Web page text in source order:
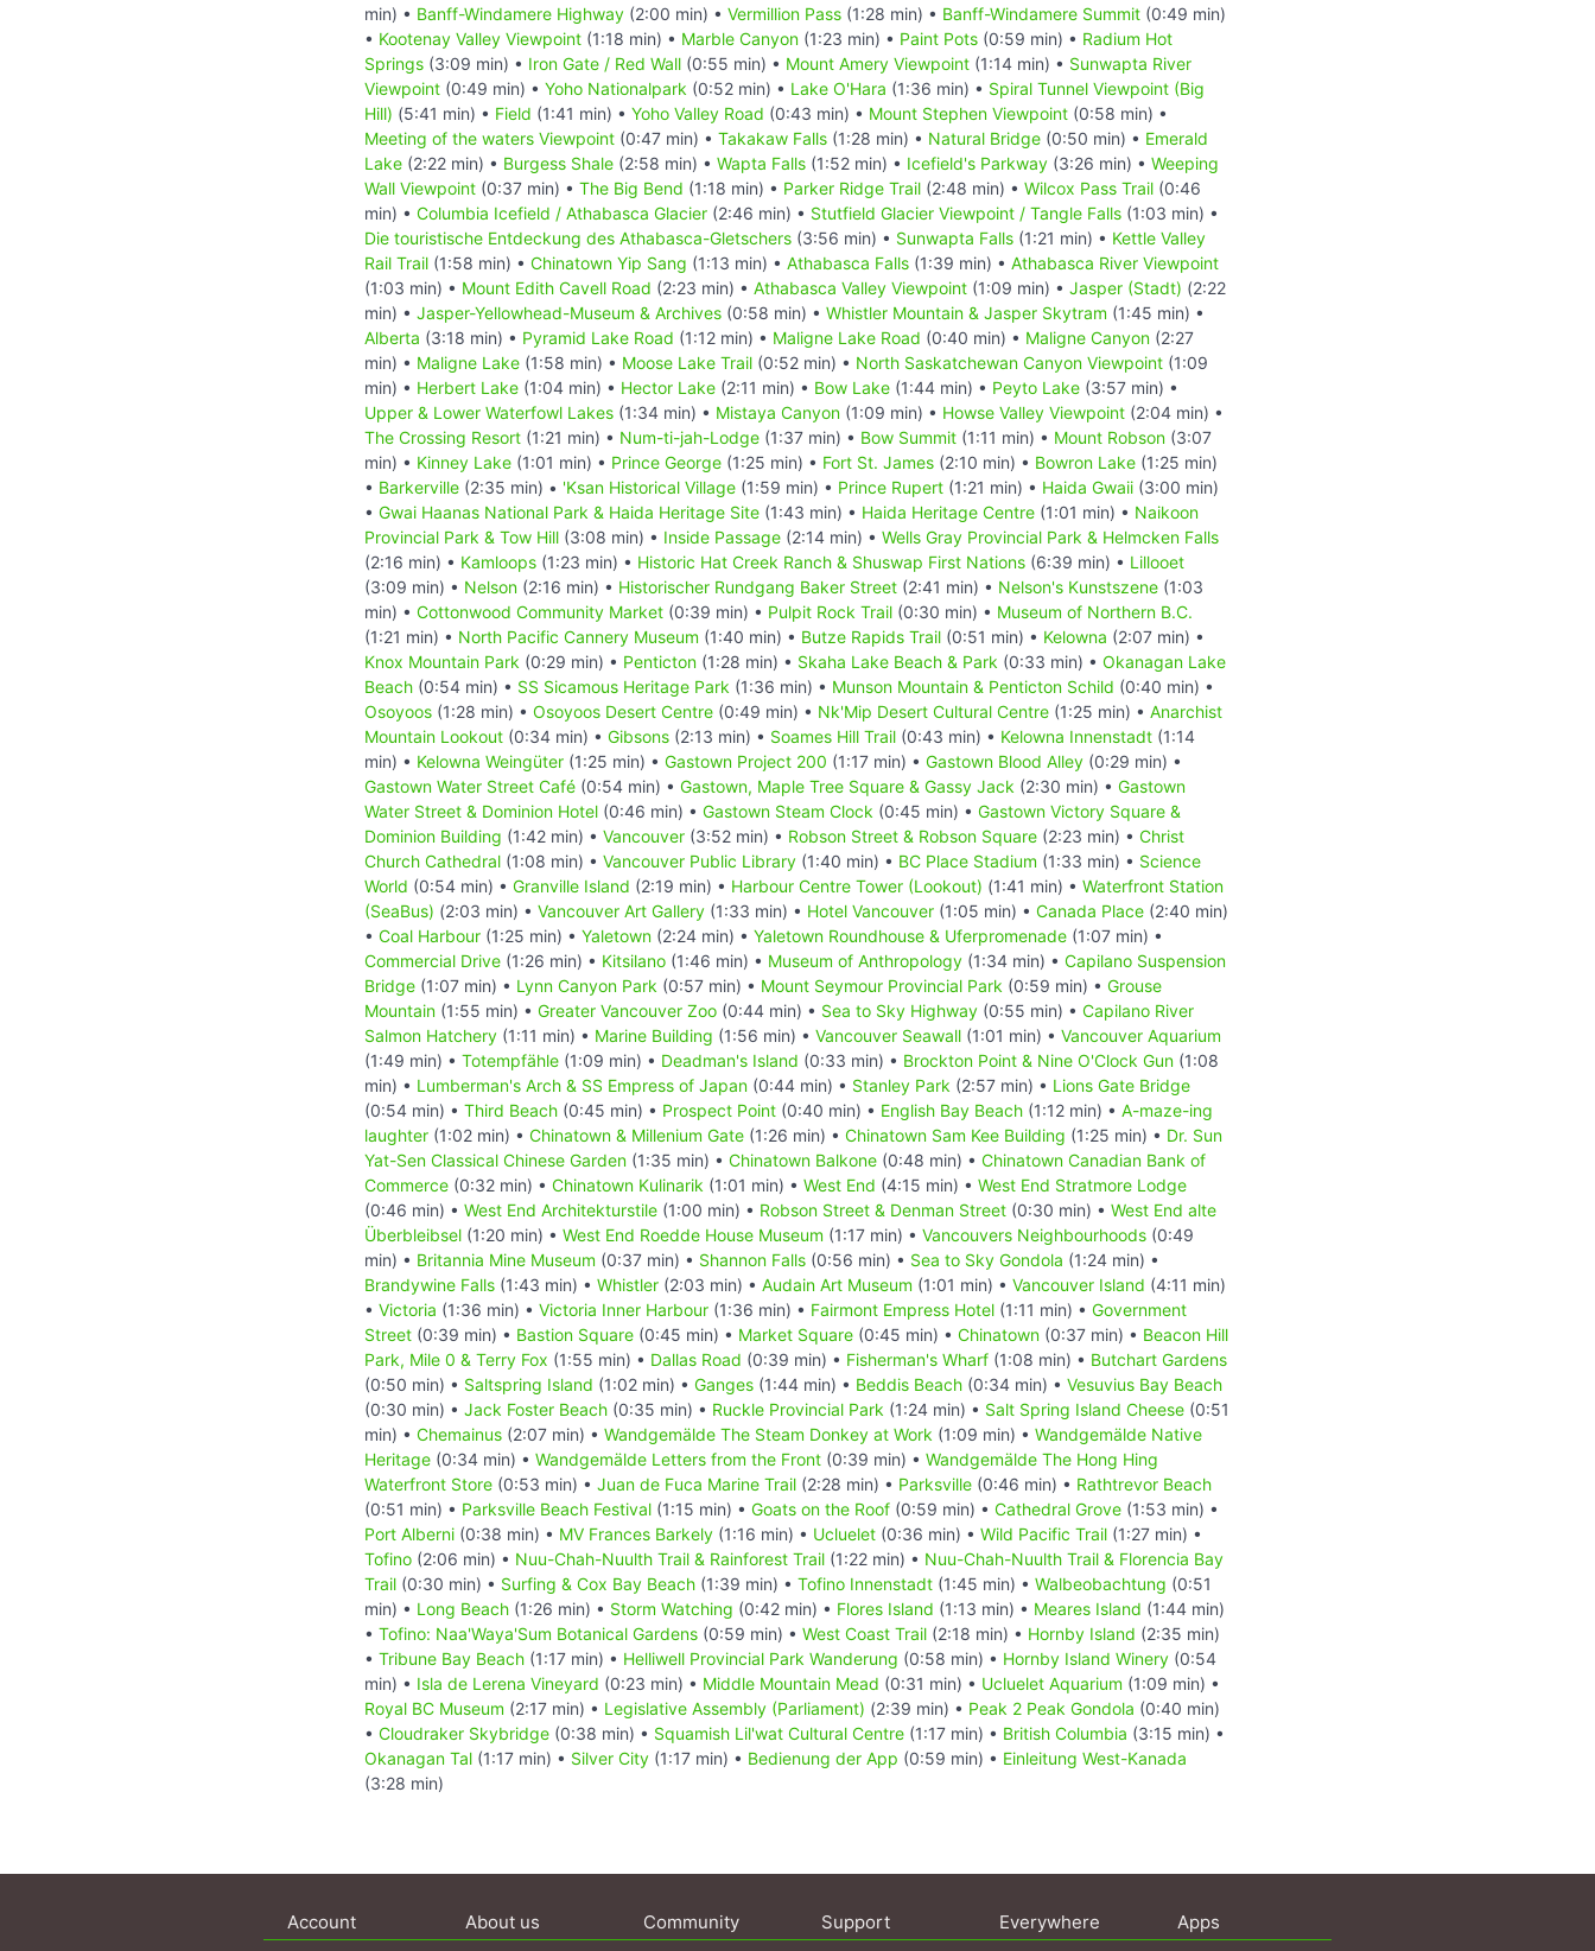
min) • Banff-Windamere Highway (2:00 min) • Vermillion Pass (1:28 min) • Banff-Windamere Summit (0:49 min)
• Kootenay Valley Viewpoint (1:18 min) • Marble Canyon (1:23 min) • Paint Pots (0:59 min) • Radium Hot
Springs (3:09 min) • Iron Gate / Red Wall (0:55 min) • Mount Amery Viewpoint (1:14 min) • Sunwapta River
Viewpoint (0:49 min) • Yoho Nationalpark (0:52 min) • Lake O'Hara (1:36 min) • Spiral Tunnel Viewpoint (Big
Hill) (5:41 min) • Field (1:41 min) • Yoho Valley Road (0:43 min) • Mount Stephen Viewpoint (0:58 min) •
Meeting of the waters Viewpoint (0:47 min) • Takakaw Falls (1:28 min) • Natural Bridge (0:50 min) • Emerald
Lake (2:22 min) • Burgess Shale (2:58 min) • Wapta Falls (1:52 min) • Icefield's Parkway (3:26 min) • Weeping
Wall Viewpoint (0:37 min) • The Big Bend (1:18 min) • Parker Ridge Trail (2:48 min) • Wilcox Pass Trail (0:46
min) • Columbia Icefield / Athabasca Glacier (2:46 min) • Stutfield Glacier Viewpoint / Tangle Falls (1:03 min) •
Die touristische Entdeckung des Athabasca-Gletschers (3:56 min) • Sunwapta Falls (1:21 min) • Kettle Valley
Rail Trail (1:58 min) • Chinatown Yip Sang (1:13 min) • Athabasca Falls (1:39 min) • Athabasca River Viewpoint
(1:03 min) • Mount Edith Cavell Road (2:23 min) • Athabasca Valley Viewpoint (1:09 min) • Jasper (Stadt) (2:22
min) • Jasper-Yellowhead-Museum & Archives (0:58 min) • Whistler Mountain & Jasper Skytram (1:45 min) •
Alberta (3:18 min) • Pyramid Lake Road (1:12 min) • Maligne Lake Road (0:40 min) • Maligne Canyon (2:27
min) • Maligne Lake (1:58 min) • Moose Lake Trail (0:52 min) • North Saskatchewan Canyon Viewpoint (1:09
min) • Herbert Lake (1:04 min) • Hector Lake (2:11 min) • Bow Lake (1:44 min) • Peyto Lake (3:57 min) •
Upper & Lower Waterfowl Lakes (1:34 min) • Mistaya Canyon (1:09 min) • Howse Valley Viewpoint (2:04 min) •
The Crossing Resort (1:21 min) • Num-ti-jah-Lodge (1:37 min) • Bow Summit (1:11 min) • Mount Robson (3:07
min) • Kinney Lake (1:01 min) • Prince George (1:25 min) • Fort St. James (2:10 min) • Bowron Lake (1:25 min)
• Barkerville (2:35 min) • 'Ksan Historical Village (1:59 min) • Prince Rupert (1:21 min) • Haida Gwaii (3:00 min)
• Gwai Haanas National Park & Haida Heritage Site (1:43 min) • Haida Heritage Centre (1:01 min) • Naikoon
Provincial Park & Tow Hill (3:08 min) • Inside Passage (2:14 min) • Wells Gray Provincial Park & Helmcken Falls
(2:16 min) • Kamloops (1:23 min) • Historic Hat Creek Ranch & Shuswap First Nations (6:39 min) • Lillooet
(3:09 min) • Nelson (2:16 min) • Historischer Rundgang Baker Street (2:41 min) • Nelson's Kunstszene (1:03
min) • Cottonwood Community Market (0:39 min) • Pulpit Rock Trail (0:30 min) • Museum of Northern B.C.
(1:21 min) • North Pacific Cannery Museum (1:40 min) • Butze Rapids Trail (0:51 min) • Kelowna (2:07 min) •
Knox Mountain Park (0:29 min) • Penticton (1:28 min) • Skaha Lake Beach & Park (0:33 min) • Okanagan Lake
Beach (0:54 min) • SS Sicamous Heritage Park (1:36 min) • Munson Mountain & Penticton Schild (0:40 min) •
Osoyoos (1:28 min) • Osoyoos Desert Centre (0:49 min) • Nk'Mip Desert Cultural Centre (1:25 min) • Anarchist
Mountain Lookout (0:34 min) • Gibsons (2:13 min) • Soames Hill Trail (0:43 min) • Kelowna Innenstadt (1:14
min) • Kelowna Weingüter (1:25 min) • Gastown Project 200 (1:17 min) • Gastown Blood Alley (0:29 min) •
Gastown Water Street Café (0:54 min) • Gastown, Maple Tree Square & Gassy Jack (2:30 min) • Gastown
Water Street & Dominion Hotel (0:46 min) • Gastown Steam Clock (0:45 min) • Gastown Victory Square &
Dominion Building (1:42 min) • Vancouver (3:52 min) • Robson Street & Robson Square (2:23 min) • Christ
Church Cathedral (1:08 min) • Vancouver Public Library (1:40 min) • BC Place Stadium (1:33 min) • Science
World (0:54 min) • Granville Island (2:19 min) • Harbour Centre Tower (Lookout) (1:41 min) • Waterfront Station
(SeaBus) (2:03 min) • Vancouver Art Gallery (1:33 min) • Hotel Vancouver (1:05 min) • Canada Place (2:40 min)
• Coal Harbour (1:25 min) • Yaletown (2:24 min) • Yaletown Roundhouse & Uferpromenade (1:07 min) •
Commercial Drive (1:26 min) • Kitsilano (1:46 min) • Museum of Anthropology (1:34 min) • Capilano Suspension
Bridge (1:07 min) • Lynn Canyon Park (0:57 min) • Mount Seymour Provincial Park (0:59 min) • Grouse
Mountain (1:55 min) • Greater Vancouver Zoo (0:44 min) • Sea to Sky Highway (0:55 min) • Capilano River
Salmon Hatchery (1:11 min) • Marine Building (1:56 min) • Vancouver Seawall (1:01 min) • Vancouver Aquarium
(1:49 min) • Totempfähle (1:09 min) • Deadman's Island (0:33 min) • Brockton Point & Nine O'Clock Gun (1:08
min) • Lumberman's Arch & SS Empress of Japan (0:44 min) • Stanley Park (2:57 min) • Lions Gate Bridge
(0:54 min) • Third Beach (0:45 min) • Prospect Point (0:40 min) • English Bay Beach (1:12 min) • A-maze-ing
laughter (1:02 min) • Chinatown & Millenium Gate (1:26 min) • Chinatown Sam Kee Building (1:25 min) • Dr. Sun
Yat-Sen Classical Chinese Garden (1:35 min) • Chinatown Balkone (0:48 min) • Chinatown Canadian Bank of
Commerce (0:32 min) • Chinatown Kulinarik (1:01 min) • West End (4:15 min) • West End Stratmore Lodge
(0:46 min) • West End Architekturstile (1:00 min) • Robson Street & Denman Street (0:30 min) • West End alte
Überbleibsel (1:20 min) • West End Roedde House Museum (1:17 min) • Vancouvers Neighbourhoods (0:49
min) • Britannia Mine Museum (0:37 min) • Shannon Falls (0:56 min) • Sea to Sky Gondola (1:24 min) •
Brandywine Falls (1:43 min) • Whistler (2:03 min) • Audain Art Museum (1:01 min) • Vancouver Island (4:11 min)
• Victoria (1:36 min) • Victoria Inner Harbour (1:36 min) • Fairmont Empress Hotel (1:11 min) • Government
Street (0:39 min) • Bastion Square (0:45 min) • Market Square (0:45 min) • Chinatown (0:37 min) • Beacon Hill
Park, Mile 0 & Terry Fox (1:55 min) • Dallas Road (0:39 min) • Fisherman's Wharf (1:08 min) • Butchart Gardens
(0:50 min) • Saltspring Island (1:02 min) • Ganges (1:44 min) • Beddis Beach (0:34 min) • Vesuvius Bay Beach
(0:30 min) • Jack Foster Beach (0:35 min) • Ruckle Provincial Park (1:24 min) • Salt Spring Island Cheese (0:51
min) • Chemainus (2:07 min) • Wandgemälde The Steam Donkey at Work (1:09 min) • Wandgemälde Native
Heritage (0:34 min) • Wandgemälde Letters from the Front (0:39 min) • Wandgemälde The Hong Hing
Waterfront Store (0:53 min) • Juan de Fuca Marine Trail (2:28 min) • Parksville (0:46 min) • Rathtrevor Beach
(0:51 min) • Parksville Beach Festival (1:15 min) • Goats on the Roof (0:59 min) • Cathedral Grove (1:53 min) •
Port Alberni (0:38 min) • MV Frances Barkely (1:16 min) • Ucluelet (0:36 min) • Wild Pacific Trail (1:27 min) •
Tofino (2:06 min) • Nuu-Chah-Nuulth Trail & Rainforest Trail (1:22 min) • Nuu-Chah-Nuulth Trail & Florencia Bay
Trail (0:30 min) • Surfing & Cox Bay Beach (1:39 min) • Tofino Innenstadt (1:45 min) • Walbeobachtung (0:51
min) • Long Beach (1:26 min) • Storm Watching (0:42 min) • Flores Island (1:13 min) • Meares Island (1:44 min)
• Tofino: Naa'Waya'Sum Botanical Gardens (0:59 min) • West Coast Trail (2:18 min) • Hornby Island (2:35 min)
• Tribune Bay Beach (1:17 min) • Helliwell Provincial Park Wanderung (0:58 min) • Hornby Island Winery (0:54
min) • Isla de Lerena Vineyard (0:23 min) • Middle Mountain Mead (0:31 min) • Ucluelet Aquarium (1:09 min) •
Royal BC Museum (2:17 min) • Legislative Assembly (Parliament) (2:39 min) • Peak 2 Peak Gondola (0:40 min)
• Cloudraker Skybridge (0:38 min) • Squamish Lil'wat Cultural Centre (1:17 min) • British Columbia (3:15 min) •
Okanagan Tal (1:17 min) • Silver City (1:17 min) • Bedienung der App (0:59 min) • Einleitung West-Kanada
(3:28 min)
Account About us Community Support Everywhere Apps